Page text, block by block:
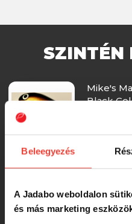
Beleegyezés
A Jadabo weboldalon
és más marketing
SZINTÉN
Mike's
Black
3 990
Mike's